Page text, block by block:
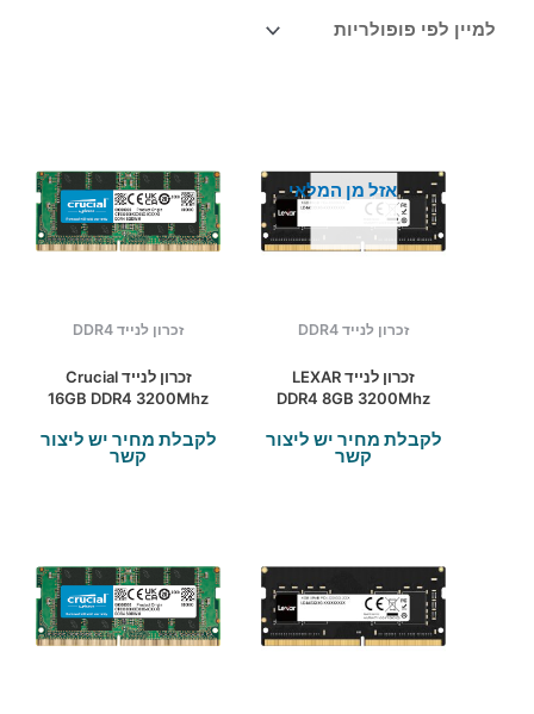
אזל מן המלאי
זכרון לנייד DDR4
זכרון לנייד LEXAR
DDR4 8GB 3200Mhz
לקבלת מחיר יש ליצור
קשר
זכרון לנייד DDR4
זכרון לנייד Crucial
16GB DDR4 3200Mhz
לקבלת מחיר יש ליצור
קשר